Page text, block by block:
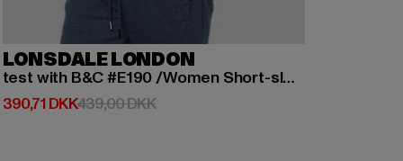
LONSDALE LONDON
test with B&C #E190 /Women Short-sleeved T-shirt
390,71 DKK
Nuværende pris: 390,71 DKK
439,00 DKKKampagnepris: 439,00 DKK